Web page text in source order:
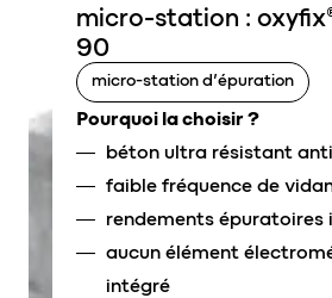
micro-station :
90
micro-station d’épuration
Pourquoi la choisir ?
béton ultra résistant
faible fréquence de
rendements épuratoires
aucun élément
intégré